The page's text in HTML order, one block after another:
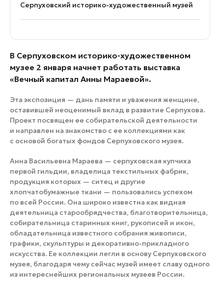
Серпуховский историко-художественный музей
В Серпуховском историко-художественном
музее 2 января начнет работать выставка
«Вечный капитал Анны Мараевой».
Эта экспозиция — дань памяти и уважения женщине,
оставившей неоценимый вклад в развитие Серпухова.
Проект посвящен ее собирательской деятельности
и направлен на знакомство с ее коллекциями как
с основой богатых фондов Серпуховского музея.
Анна Васильевна Мараева — серпуховская купчиха
первой гильдии, владелица текстильных фабрик,
продукция которых — ситец и другие
хлопчатобумажные ткани — пользовались успехом
по всей России. Она широко известна как видная
деятельница старообрядчества, благотворительница,
собирательница старинных книг, рукописей и икон,
обладательница известного собрания живописи,
графики, скульптуры и декоративно-прикладного
искусства. Ее коллекции легли в основу Серпуховского
музея, благодаря чему сейчас музей имеет славу одного
из интереснейших региональных музеев России.